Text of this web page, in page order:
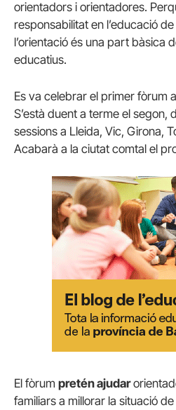
orientadors i orientadores.
responsabilitat en l’educació
l’orientació és una part bàsica
educatius.
Es va celebrar el primer fòrum
S’està duent a terme el segon,
sessions a Lleida, Vic, Girona,
Acabarà a la ciutat comtal el
El fòrum pretén ajudar
familiars a millorar la situació